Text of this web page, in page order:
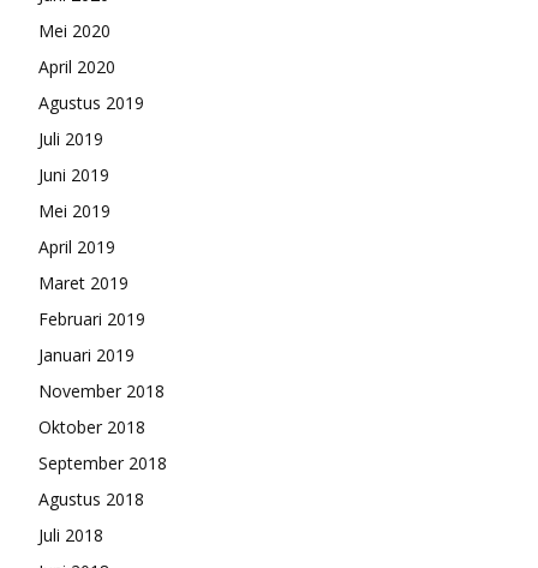
Mei 2020
April 2020
Agustus 2019
Juli 2019
Juni 2019
Mei 2019
April 2019
Maret 2019
Februari 2019
Januari 2019
November 2018
Oktober 2018
September 2018
Agustus 2018
Juli 2018